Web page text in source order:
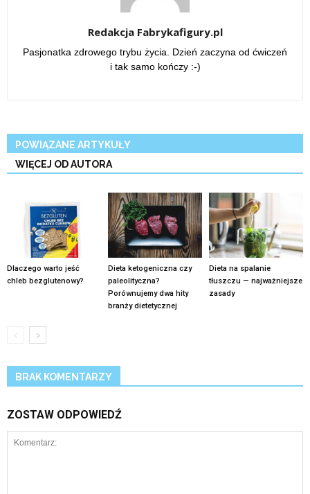
Redakcja Fabrykafigury.pl
Pasjonatka zdrowego trybu życia. Dzień zaczyna od ćwiczeń
i tak samo kończy :-)
POWIĄZANE ARTYKUŁY
WIĘCEJ OD AUTORA
Dlaczego warto jeść
chleb bezglutenowy?
Dieta ketogeniczna czy
paleolityczna?
Porównujemy dwa hity
branży dietetycznej
Dieta na spalanie
tłuszczu — najważniejsze
zasady
BRAK KOMENTARZY
ZOSTAW ODPOWIEDŹ